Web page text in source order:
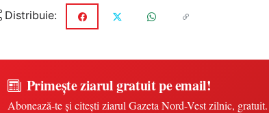
Distribuie:
Primește ziarul gratuit pe email!
Abonează-te și citești ziarul Gazeta Nord-Vest zilnic, gratuit.